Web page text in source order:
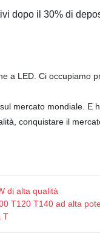
dopo il 30% di
a LED. Ci occupiamo
mercato mondiale. E
conquistare il
di alta qualità
T120 T140 ad alta
T